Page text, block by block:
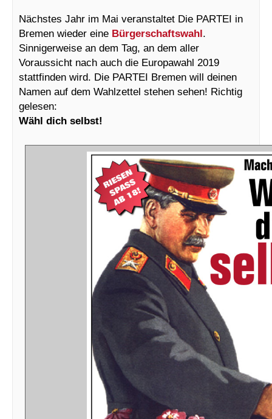
Nächstes Jahr im Mai veranstaltet Die PARTEI in
Bremen wieder eine Bürgerschaftswahl.
Sinnigerweise an dem Tag, an dem aller
Voraussicht nach auch die Europawahl 2019
stattfinden wird. Die PARTEI Bremen will deinen
Namen auf dem Wahlzettel stehen sehen! Richtig
gelesen:
Wähl dich selbst!